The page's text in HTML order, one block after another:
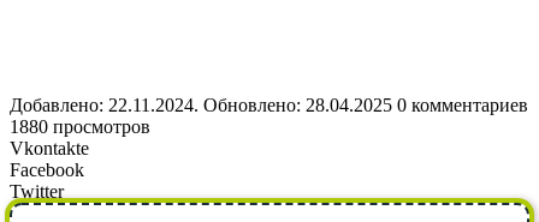
Добавлено: 22.11.2024. Обновлено: 28.04.2025 0 комментариев
1880 просмотров
Vkontakte
Facebook
Twitter